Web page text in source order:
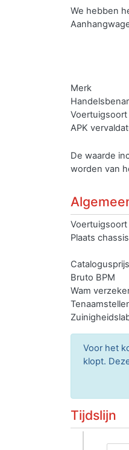
We hebben
Merk
Voertuigsoort
APK
De waarde
worden van
Voertuigsoort
Plaats
Catalogusprijs
Bruto BPM
Wam
Voor het
klopt.
Tijdslijn